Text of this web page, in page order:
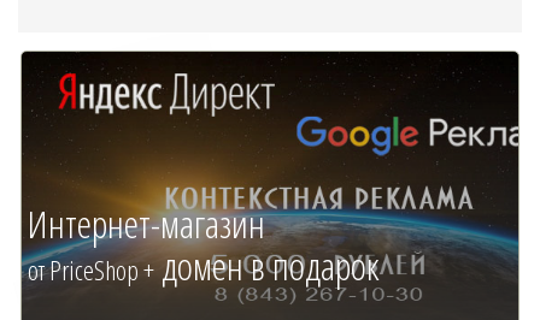
Интернет-магазин
от PriceShop +домен в подарок